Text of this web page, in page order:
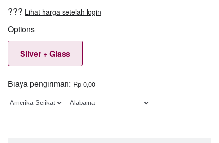
??? Lihat harga setelah login
Options
Silver + Glass
Biaya pengiriman: Rp 0,00